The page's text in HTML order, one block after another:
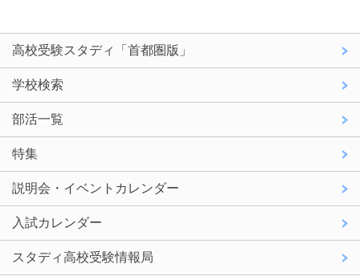
高校受験スタディ「首都圏版」
学校検索
部活一覧
特集
説明会・イベントカレンダー
入試カレンダー
スタディ高校受験情報局